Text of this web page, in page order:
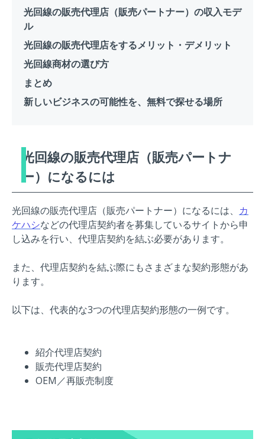
光回線の販売代理店（販売パートナー）の収入モデ
ル
光回線の販売代理店をするメリット・デメリット
光回線商材の選び方
まとめ
新しいビジネスの可能性を、無料で探せる場所
光回線の販売代理店（販売パートナ
ー）になるには
光回線の販売代理店（販売パートナー）になるには、 カ
ケハシなどの代理店契約者を募集しているサイトから申
し込みを行い、代理店契約を結ぶ必要があります。
また、代理店契約を結ぶ際にもさまざまな契約形態があ
ります。
以下は、代表的な3つの代理店契約形態の一例です。
紹介代理店契約
販売代理店契約
OEM／再販売制度